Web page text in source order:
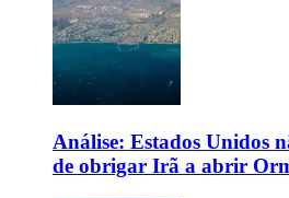
Análise: Estados Unidos
de obrigar Irã a abrir